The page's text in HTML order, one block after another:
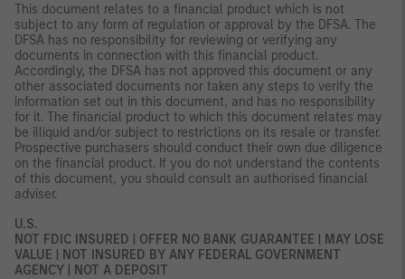
This document relates to a financial product which is not
subject to any form of regulation or approval by the DFSA. The
DFSA has no responsibility for reviewing or verifying any
documents in connection with this financial product.
Accordingly, the DFSA has not approved this document or any
other associated documents nor taken any steps to verify the
information set out in this document, and has no responsibility
for it. The financial product to which this document relates may
be illiquid and/or subject to restrictions on its resale or transfer.
Prospective purchasers should conduct their own due diligence
on the financial product. If you do not understand the contents
of this document, you should consult an authorised financial
adviser.
U.S.
NOT FDIC INSURED | OFFER NO BANK GUARANTEE | MAY LOSE
VALUE | NOT INSURED BY ANY FEDERAL GOVERNMENT
AGENCY | NOT A DEPOSIT